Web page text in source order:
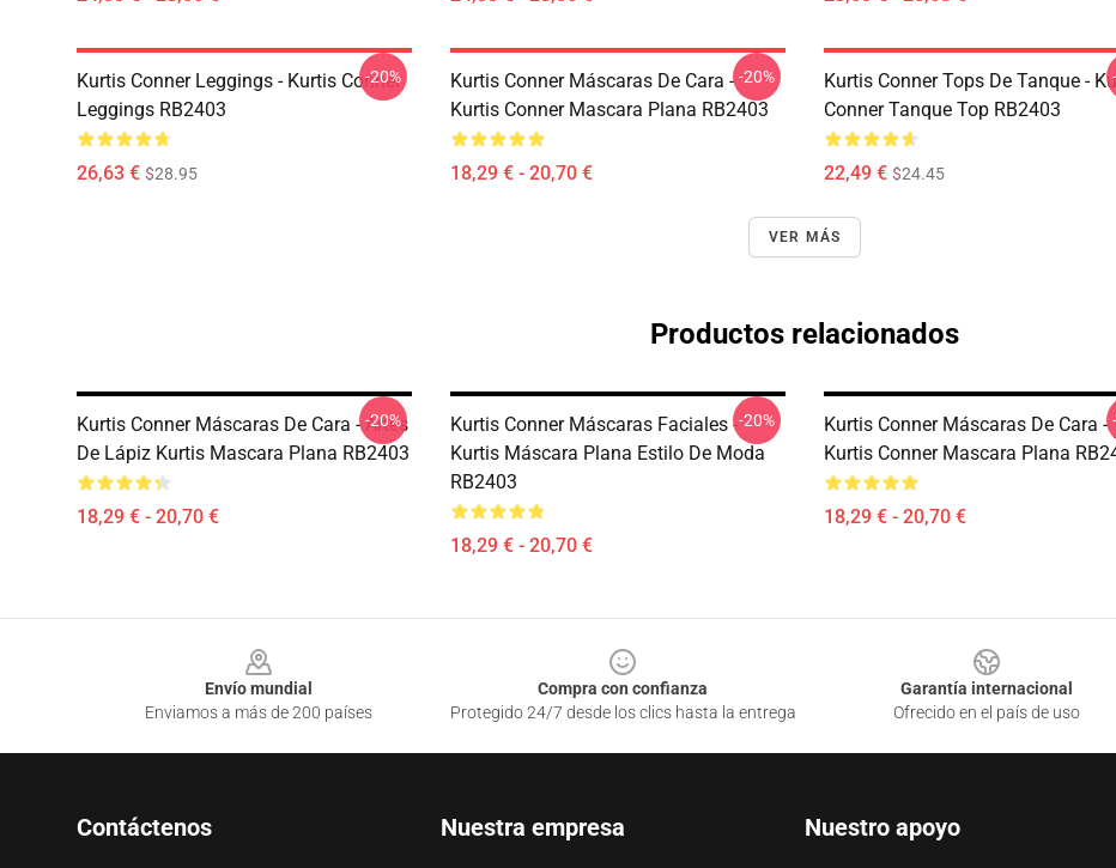
Kurtis Conner Leggings - Kurtis Conner
Leggings RB2403
26,63 € $28.95
-20%
Kurtis Conner Máscaras De Cara -
Kurtis Conner Mascara Plana RB2403
18,29 € - 20,70 €
-20%
Kurtis Conner Tops De Tanque -
Conner Tanque Top RB2403
22,49 € $24.45
VER MÁS
Productos relacionados
Kurtis Conner Máscaras De Cara - Artes
De Lápiz Kurtis Mascara Plana RB2403
18,29 € - 20,70 €
-20%
Kurtis Conner Máscaras Faciales -
Kurtis Máscara Plana Estilo De Moda
RB2403
18,29 € - 20,70 €
-20%
Kurtis Conner Máscaras De Cara -
Kurtis Conner Mascara Plana
18,29 € - 20,70 €
Envío mundial
Enviamos a más de 200 países
Compra con confianza
Protegido 24/7 desde los clics hasta la entrega
Garantía internacional
Ofrecido en el país de uso
Contáctenos Nuestra empresa Nuestro apoyo